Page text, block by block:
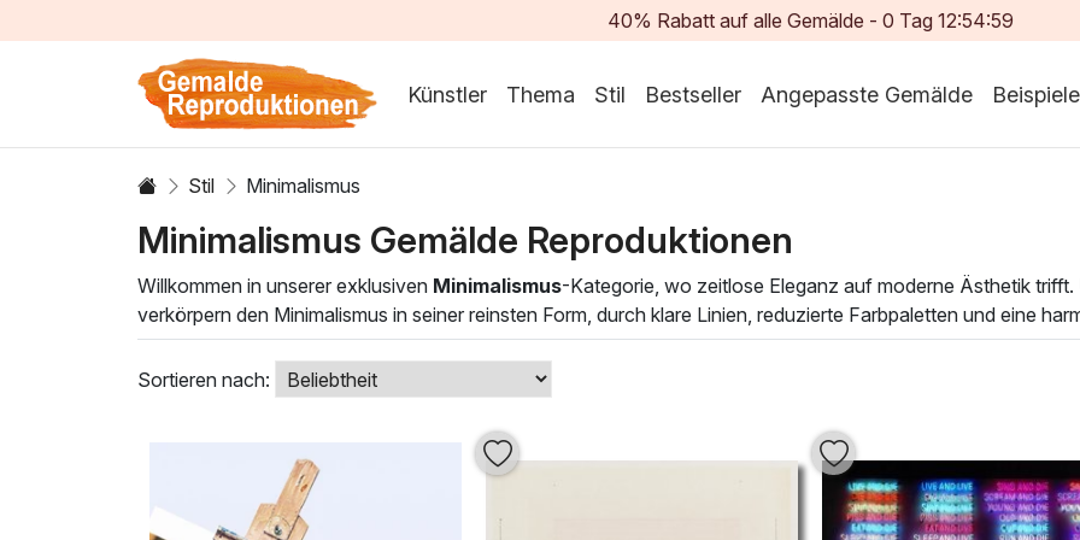
40% Rabatt auf alle Gemälde - 0 Tag 12:54:57
Künstler Thema Stil Bestseller Angepasste Gemälde Beispiele
Stil Minimalismus
Minimalismus Gemälde Reproduktionen
Willkommen in unserer exklusiven Minimalismus-Kategorie, wo zeitlose Eleganz auf moderne Ästhetik
verkörpern den Minimalismus in seiner reinsten Form, durch klare Linien, reduzierte Farbpaletten und eine
bewusst gesetzt, um Räume mit einer künstlerischen Atmosphäre zu bereichern und gleichzeitig einen
Die Kunstwerke dieser Kategorie fangen die Essenz des Wesentlichen ein und transformieren jeden Raum in
Meisterschaft der künstlerischen Techniken, die verwendet wurden, um einfache, aber eindrucksvolle
Minimalismus verzaubern und verleihen Sie Ihrem Zuhause mit unseren Ölgemälden eine einzigartige
Sortieren nach: